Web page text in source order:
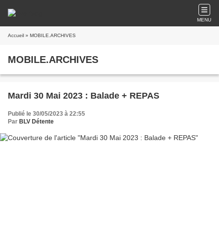
MENU
Accueil » MOBILE.ARCHIVES
MOBILE.ARCHIVES
Mardi 30 Mai 2023 : Balade + REPAS
Publié le 30/05/2023 à 22:55
Par BLV Détente